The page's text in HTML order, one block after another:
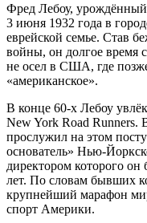
Фред Лебоу,
3 июня 1932 года в
еврейской семье. Став
войны, он долгое время
не осел в США, где
«американское».
В конце 60-х Лебоу
New York Road Runners.
прослужил на этом
основатель» Нью-
директором которого он
лет. По словам бывших
крупнейший марафон
спорт Америки.